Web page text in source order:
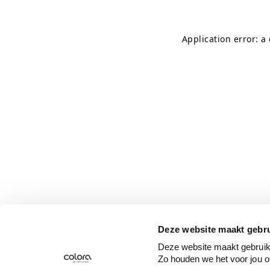
Deze website maakt
Deze website maakt
Zo houden we het voor jou
Application error: a